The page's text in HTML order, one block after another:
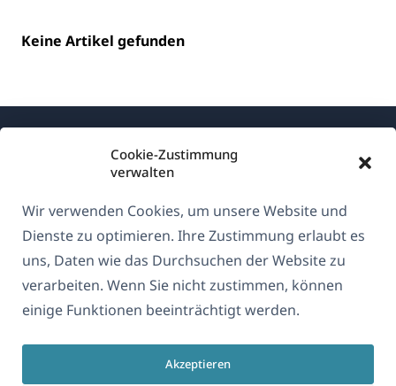
Cookie-Zustimmung
verwalten
Wir verwenden Cookies, um unsere Website und
Dienste zu optimieren. Ihre Zustimmung erlaubt es
uns, Daten wie das Durchsuchen der Website zu
verarbeiten. Wenn Sie nicht zustimmen, können
einige Funktionen beeinträchtigt werden.
Akzeptieren
Keine Artikel gefunden
Über WPML
DSGVO & Datenschutzrichtlinie
Unserem Team beitreten(öffnet
in
in
einem
(öffnet
in
einem
in